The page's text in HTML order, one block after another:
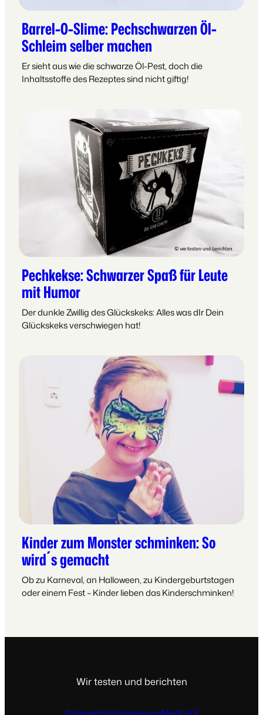
Barrel-O-Slime: Pechschwarzen Öl-
Schleim selber machen
Er sieht aus wie die schwarze Öl-Pest, doch die
Inhaltsstoffe des Rezeptes sind nicht giftig!
Pechkekse: Schwarzer Spaß für Leute
mit Humor
Der dunkle Zwillig des Glückskeks: Alles was dIr Dein
Glückskeks verschwiegen hat!
Kinder zum Monster schminken: So
wird´s gemacht
Ob zu Karneval, an Halloween, zu Kindergeburtstagen
oder einem Fest – Kinder lieben das Kinderschminken!
Wir testen und berichten